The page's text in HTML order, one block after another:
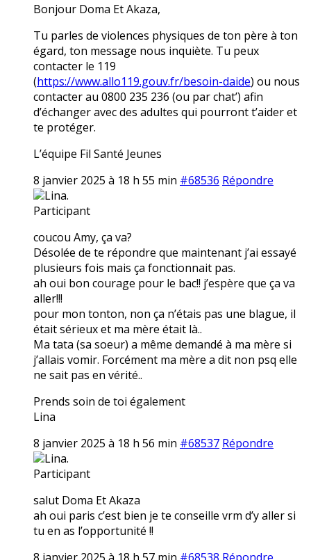
Bonjour Doma Et Akaza,
Tu parles de violences physiques de ton père à ton
égard, ton message nous inquiète. Tu peux
contacter le 119
(https://www.allo119.gouv.fr/besoin-daide) ou nous
contacter au 0800 235 236 (ou par chat’) afin
d’échanger avec des adultes qui pourront t’aider et
te protéger.
L’équipe Fil Santé Jeunes
8 janvier 2025 à 18 h 55 min #68536 Répondre
Lina.
Participant
coucou Amy, ça va?
Désolée de te répondre que maintenant j’ai essayé
plusieurs fois mais ça fonctionnait pas.
ah oui bon courage pour le bac!! j’espère que ça va
aller!!!
pour mon tonton, non ça n’étais pas une blague, il
était sérieux et ma mère était là..
Ma tata (sa soeur) a même demandé à ma mère si
j’allais vomir. Forcément ma mère a dit non psq elle
ne sait pas en vérité..
Prends soin de toi également
Lina
8 janvier 2025 à 18 h 56 min #68537 Répondre
Lina.
Participant
salut Doma Et Akaza
ah oui paris c’est bien je te conseille vrm d’y aller si
tu en as l’opportunité !!